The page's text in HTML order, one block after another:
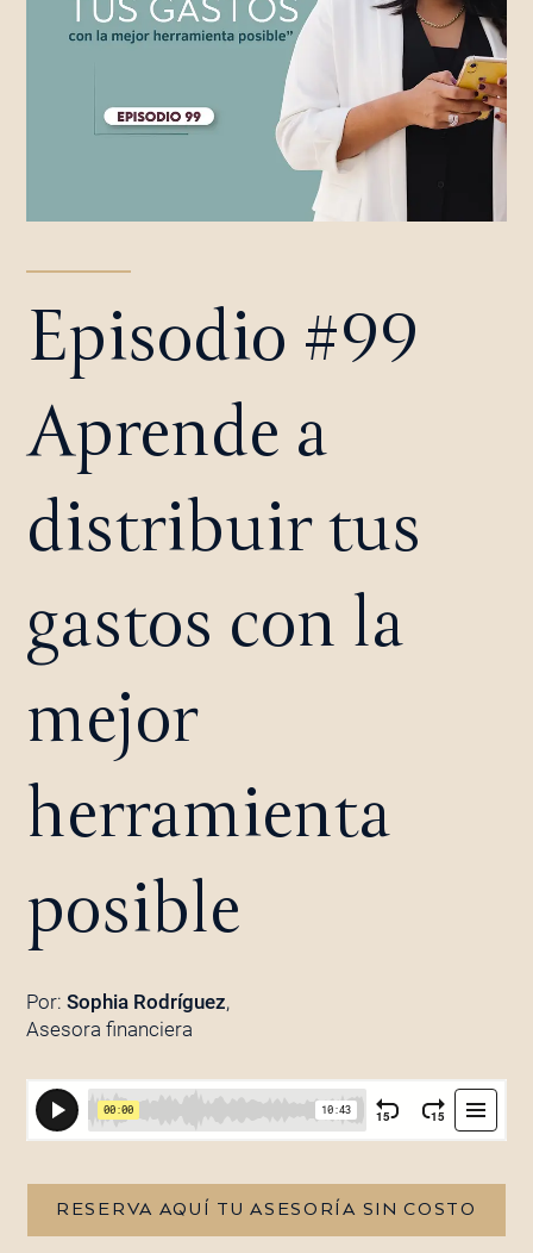
Episodio #99
Aprende a
distribuir tus
gastos con la
mejor
herramienta
posible
Por: Sophia Rodríguez,
Asesora financiera
RESERVA AQUÍ TU ASESORÍA SIN COSTO